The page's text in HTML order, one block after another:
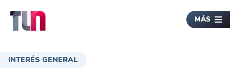
MÁS
INTERÉS GENERAL